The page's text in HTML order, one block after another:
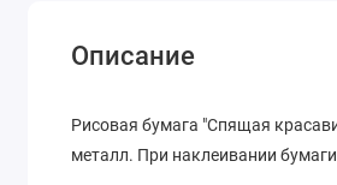
Описание
Рисовая бумага "Спящая
металл. При наклеивании